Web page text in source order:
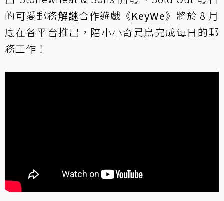
的可愛郵務解謎合作遊戲《KeyWe》將於 8 月
底在各平台推出，陪小小奇異鳥完成每日的郵
務工作！